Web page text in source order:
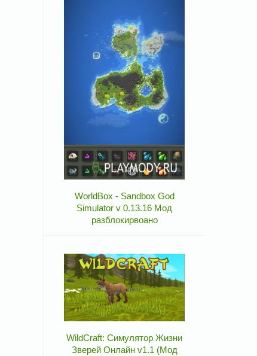
WorldBox - Sandbox God
Simulator v 0.13.16 Мод
разблокирвоано
WildCraft: Симулятор Жизни
Зверей Онлайн v1.1 (Мод